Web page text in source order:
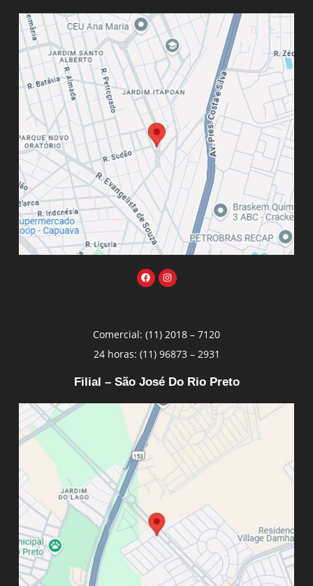
Comercial: (11) 2018 – 7120
24 horas: (11) 96873 – 2931
Filial – São José Do Rio Preto